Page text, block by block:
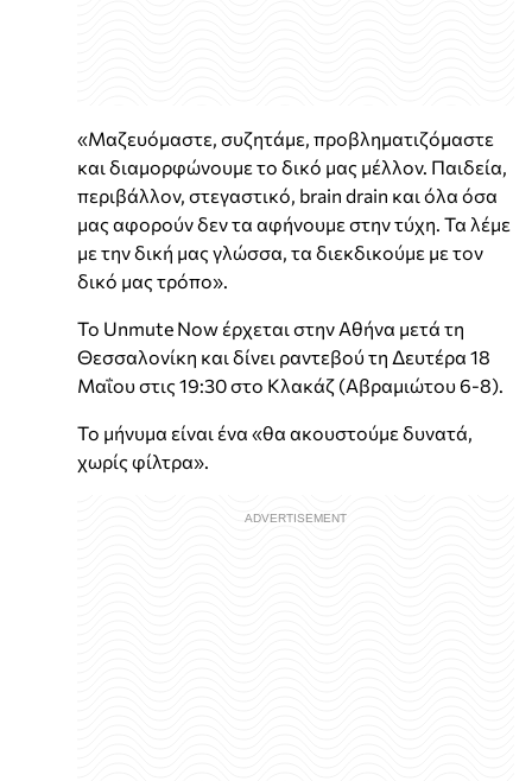
«Μαζευόμαστε, συζητάμε, προβληματιζόμαστε
και διαμορφώνουμε το δικό μας μέλλον. Παιδεία,
περιβάλλον, στεγαστικό, brain drain και όλα όσα
μας αφορούν δεν τα αφήνουμε στην τύχη. Τα λέμε
με την δική μας γλώσσα, τα διεκδικούμε με τον
δικό μας τρόπο».
Το Unmute Now έρχεται στην Αθήνα μετά τη
Θεσσαλονίκη και δίνει ραντεβού τη Δευτέρα 18
Μαΐου στις 19:30 στο Κλακάζ (Αβραμιώτου 6-8).
Το μήνυμα είναι ένα «θα ακουστούμε δυνατά,
χωρίς φίλτρα».